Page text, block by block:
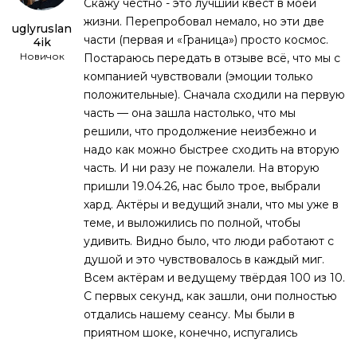
uglyruslan
4ik
Новичок
Скажу честно - это лучший квест в моей
жизни. Перепробовал немало, но эти две
части (первая и «Граница») просто космос.
Постараюсь передать в отзыве всё, что мы с
компанией чувствовали (эмоции только
положительные). Сначала сходили на первую
часть — она зашла настолько, что мы
решили, что продолжение неизбежно и
надо как можно быстрее сходить на вторую
часть. И ни разу не пожалели. На вторую
пришли 19.04.26, нас было трое, выбрали
хард. Актёры и ведущий знали, что мы уже в
теме, и выложились по полной, чтобы
удивить. Видно было, что люди работают с
душой и это чувствовалось в каждый миг.
Всем актёрам и ведущему твёрдая 100 из 10.
С первых секунд, как зашли, они полностью
отдались нашему сеансу. Мы были в
приятном шоке, конечно, испугались